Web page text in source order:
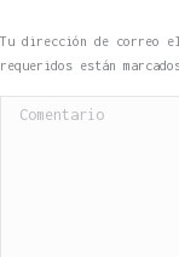
Tu dirección de correo
requeridos están
Comentario